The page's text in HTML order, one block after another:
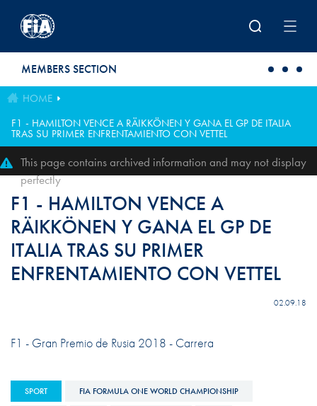
MEMBERS SECTION
HOME
F1 - HAMILTON VENCE A RÄIKKÖNEN Y GANA EL GP DE ITALIA
TRAS SU PRIMER ENFRENTAMIENTO CON VETTEL
This page contains archived information and may not display
perfectly
F1 - HAMILTON VENCE A
RÄIKKÖNEN Y GANA EL GP DE
ITALIA TRAS SU PRIMER
ENFRENTAMIENTO CON VETTEL
02.09.18
F1 - Gran Premio de Rusia 2018 - Carrera
SPORT FIA FORMULA ONE WORLD CHAMPIONSHIP